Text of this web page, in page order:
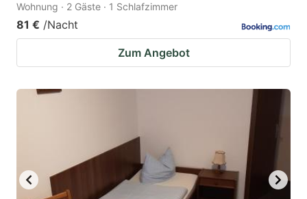
Wohnung · 2 Gäste · 1 Schlafzimmer
81 € /Nacht
Zum Angebot